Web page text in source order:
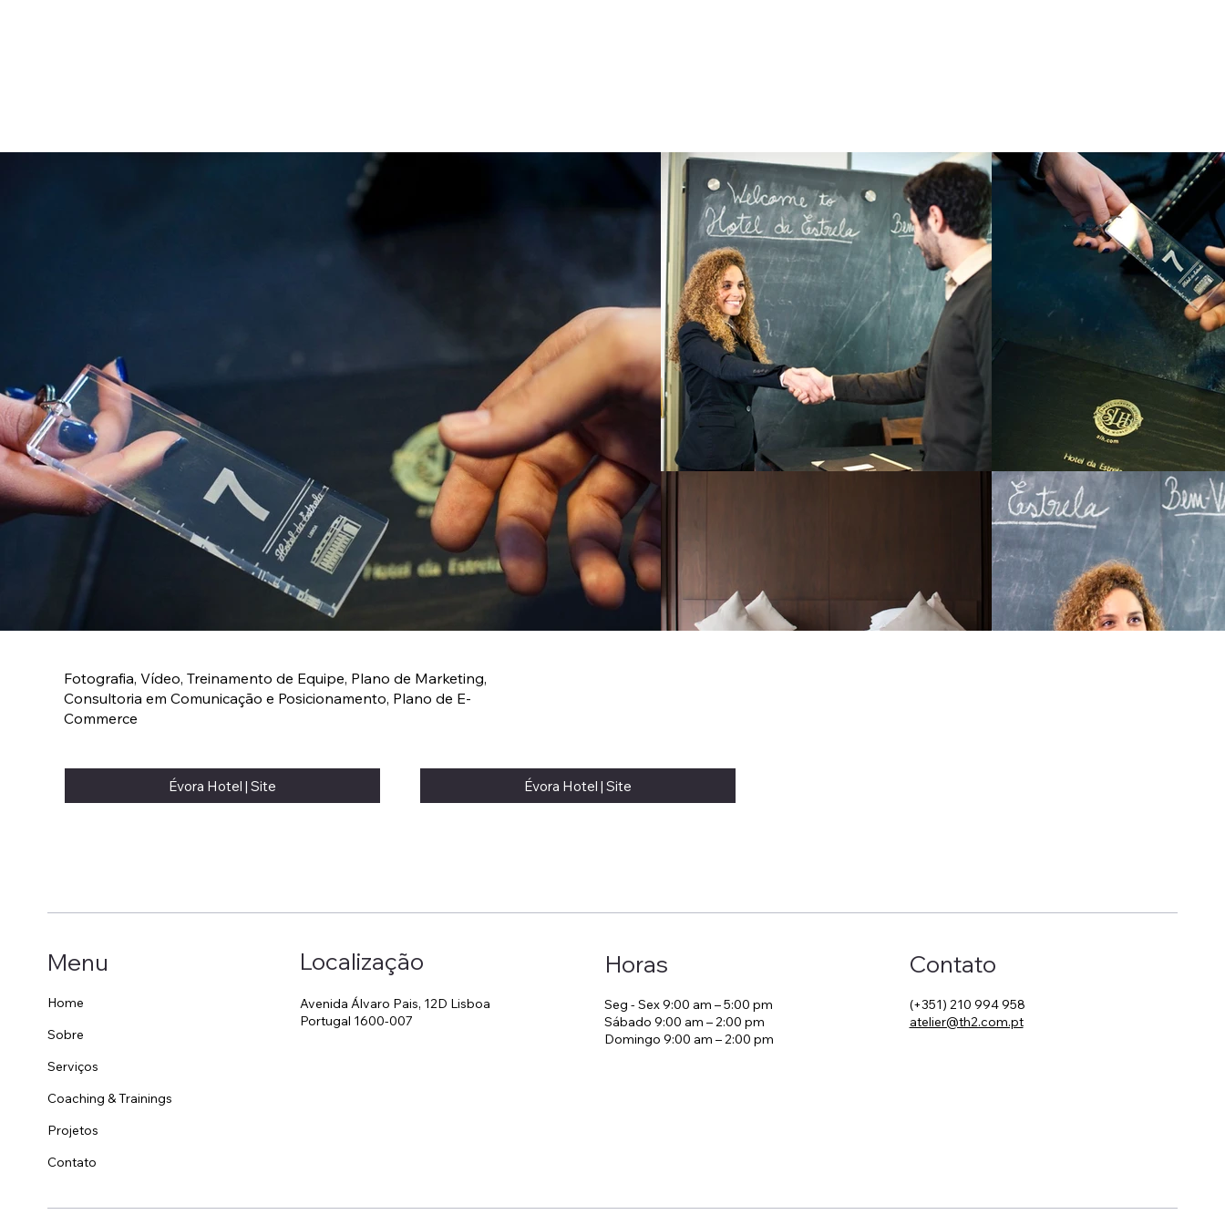
Fotografia, Vídeo, Treinamento de Equipe, Plano de Marketing,
Consultoria em Comunicação e Posicionamento, Plano de E-
Commerce
Évora Hotel | Site Évora Hotel | Site
Menu
Home
Sobre
Serviços
Coaching & Trainings
Projetos
Contato
Localização
Avenida Álvaro Pais, 12D Lisboa
Portugal 1600-007
Horas
Seg - Sex 9:00 am – 5:00 pm
Sábado 9:00 am – 2:00 pm
Domingo 9:00 am – 2:00 pm
Contato
(+351) 210 994 958
atelier@th2.com.pt